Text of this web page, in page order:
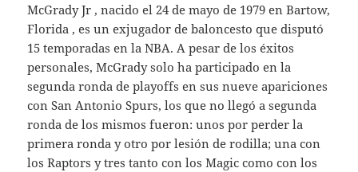
McGrady Jr , nacido el 24 de mayo de 1979 en Bartow,
Florida , es un exjugador de baloncesto que disputó
15 temporadas en la NBA. A pesar de los éxitos
personales, McGrady solo ha participado en la
segunda ronda de playoffs en sus nueve apariciones
con San Antonio Spurs, los que no llegó a segunda
ronda de los mismos fueron: unos por perder la
primera ronda y otro por lesión de rodilla; una con
los Raptors y tres tanto con los Magic como con los